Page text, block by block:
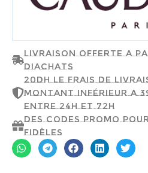
Livraison offerte a
d'achats
20dh le frais de
montant inférieur a
entre 24h et 72h
Des codes promo
fidèles